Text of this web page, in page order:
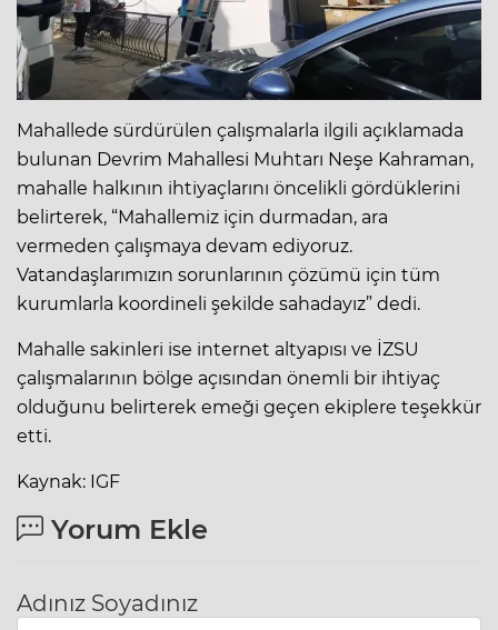
Mahallede sürdürülen çalışmalarla ilgili açıklamada
bulunan Devrim Mahallesi Muhtarı Neşe Kahraman,
mahalle halkının ihtiyaçlarını öncelikli gördüklerini
belirterek, “Mahallemiz için durmadan, ara
vermeden çalışmaya devam ediyoruz.
Vatandaşlarımızın sorunlarının çözümü için tüm
kurumlarla koordineli şekilde sahadayız” dedi.
Mahalle sakinleri ise internet altyapısı ve İZSU
çalışmalarının bölge açısından önemli bir ihtiyaç
olduğunu belirterek emeği geçen ekiplere teşekkür
etti.
Kaynak: IGF
Yorum Ekle
Adınız Soyadınız